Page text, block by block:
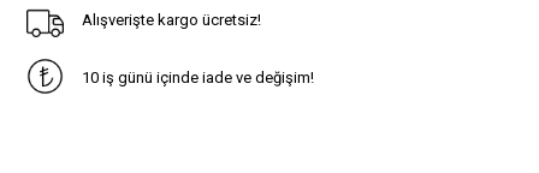
Alışverişte kargo ücretsiz!
10 iş günü içinde iade ve değişim!